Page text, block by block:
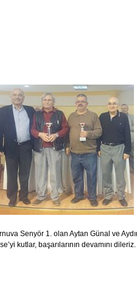
Senyör 1. olan Aytan Günal ve
kutlar, başarılarının devamını dileriz.